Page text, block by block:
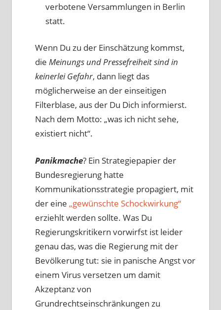
verbotene Versammlungen in Berlin
statt.
Wenn Du zu der Einschätzung kommst,
die Meinungs und Pressefreiheit sind in
keinerlei Gefahr, dann liegt das
möglicherweise an der einseitigen
Filterblase, aus der Du Dich informierst.
Nach dem Motto: „was ich nicht sehe,
existiert nicht“.
Panikmache? Ein Strategiepapier der
Bundesregierung hatte
Kommunikationsstrategie propagiert, mit
der eine „gewünschte Schockwirkung“
erziehlt werden sollte. Was Du
Regierungskritikern vorwirfst ist leider
genau das, was die Regierung mit der
Bevölkerung tut: sie in panische Angst vor
einem Virus versetzen um damit
Akzeptanz von
Grundrechtseinschränkungen zu